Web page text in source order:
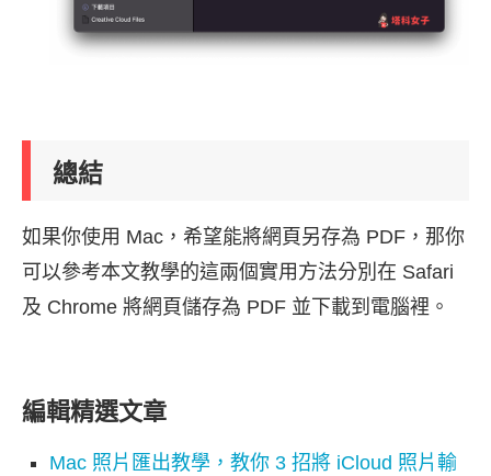
總結
如果你使用 Mac，希望能將網頁另存為 PDF，那你
可以參考本文教學的這兩個實用方法分別在 Safari
及 Chrome 將網頁儲存為 PDF 並下載到電腦裡。
編輯精選文章
Mac 照片匯出教學，教你 3 招將 iCloud 照片輸